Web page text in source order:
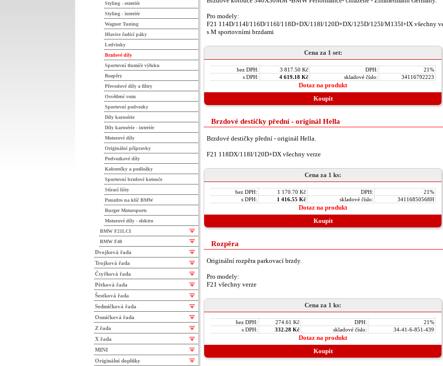
Pro modely:
F21 114D/114I/116D/116I/118D+DX/118I/120D+DX/125D/125I/M135I+IX všechny
s M sportovními brzdami
Cena za 1 set:
bez DPH: 3 817.50 Kč DPH:
21%
s DPH:
4 619.18 Kč skladové číslo: 34116792223
Dotaz na produkt
Koupit
Brzdové destičky přední - originál Hella
Brzdové destičky přední - originál Hella.
F21 118DX/118I/120D+DX všechny verze
Cena za 1 ks:
bez DPH: 1 170.70 Kč DPH:
21%
s DPH:
1 416.55 Kč skladové číslo: 34116850568H
Dotaz na produkt
Koupit
Rozpěra
Originální rozpěra parkovací brzdy.
Pro modely:
F21 všechny verze
Cena za 1 ks:
bez DPH: 274.61 Kč DPH:
21%
s DPH:
332.28 Kč skladové číslo: 34-41-6-851-439
Dotaz na produkt
Koupit
Styling - exteriér
Styling - interiér
Wagner Tuning
Hlavice řadící páky
Ledvinky
Brzdové díly
Sportovní tlumiče výfuku
Rozpěry
Převodové díly a filtry
Osvětlení vozu
Sportovní podvozky
Díly karosérie
Díly karosérie - interiér
Motorové díly
Originální přípravky
Podvozkové díly
Koberečky a podložky
Sportovní brzdové kotouče
Stírací lišty
Pouzdro na klíč BMW
Burger Motorsports
Motorové díly - elektro
BMW F21LCI
BMW F40
Dvojková řada
Trojková řada
Čtyřková řada
Pětková řada
Šestková řada
Sedmičková řada
Osmičková řada
Z řada
X řada
MINI
Originální doplňky